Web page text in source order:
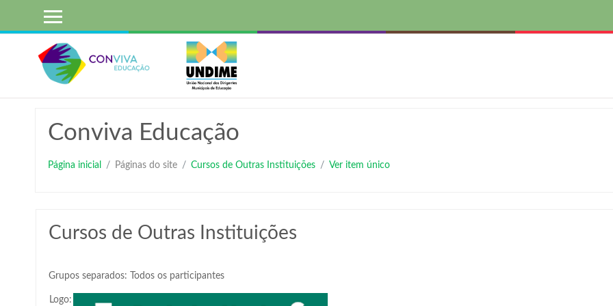
principal
Conviva Educação
Página inicial Páginas do site Cursos de Outras Instituições Ver item único
Cursos de Outras Instituições
Grupos separados: Todos os participantes
Logo: